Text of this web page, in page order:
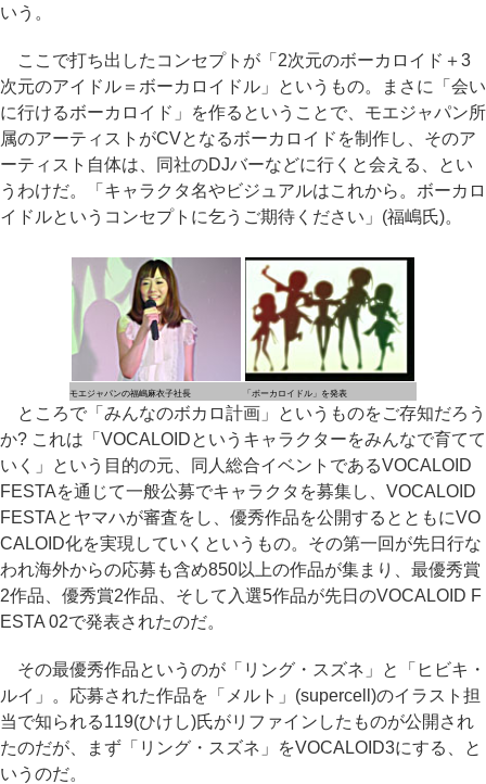
いう。
ここで打ち出したコンセプトが「2次元のボーカロイド＋3
次元のアイドル＝ボーカロイドル」というもの。まさに「会い
に行けるボーカロイド」を作るということで、モエジャパン所
属のアーティストがCVとなるボーカロイドを制作し、そのア
ーティスト自体は、同社のDJバーなどに行くと会える、とい
うわけだ。「キャラクタ名やビジュアルはこれから。ボーカロ
イドルというコンセプトに乞うご期待ください」(福嶋氏)。
モエジャパンの福嶋麻衣子社長 「ボーカロイドル」を発表
ところで「みんなのボカロ計画」というものをご存知だろう
か? これは「VOCALOIDというキャラクターをみんなで育てて
いく」という目的の元、同人総合イベントであるVOCALOID
FESTAを通じて一般公募でキャラクタを募集し、VOCALOID
FESTAとヤマハが審査をし、優秀作品を公開するとともにVO
CALOID化を実現していくというもの。その第一回が先日行な
われ海外からの応募も含め850以上の作品が集まり、最優秀賞
2作品、優秀賞2作品、そして入選5作品が先日のVOCALOID F
ESTA 02で発表されたのだ。
その最優秀作品というのが「リング・スズネ」と「ヒビキ・
ルイ」。応募された作品を「メルト」(supercell)のイラスト担
当で知られる119(ひけし)氏がリファインしたものが公開され
たのだが、まず「リング・スズネ」をVOCALOID3にする、と
いうのだ。